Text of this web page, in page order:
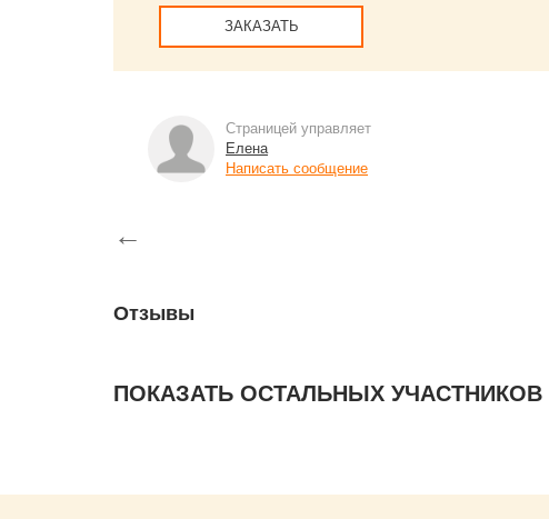
ЗАКАЗАТЬ
Страницей управляет
Елена
Написать сообщение
←
Отзывы
ПОКАЗАТЬ ОСТАЛЬНЫХ УЧАСТНИКОВ